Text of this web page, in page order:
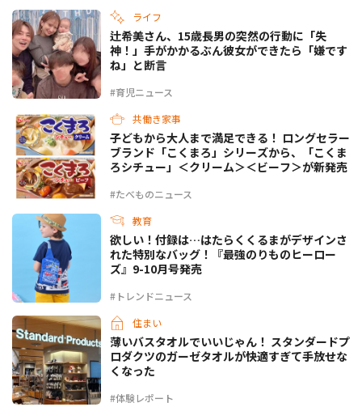
ライフ
#育児ニュース
辻希美さん、15歳長男の突然の行動に「失
神！」手がかかるぶん彼女ができたら「嫌です
ね」と断言
共働き家事
#たべものニュース
子どもから大人まで満足できる！ ロングセラー
ブランド「こくまろ」シリーズから、「こくま
ろシチュー」＜クリーム＞＜ビーフ＞が新発売
教育
#トレンドニュース
欲しい！付録は…はたらくくるまがデザインさ
れた特別なバッグ！『最強のりものヒーロー
ズ』9-10月号発売
住まい
#体験レポート
薄いバスタオルでいいじゃん！ スタンダードプ
ロダクツのガーゼタオルが快適すぎて手放せな
くなった